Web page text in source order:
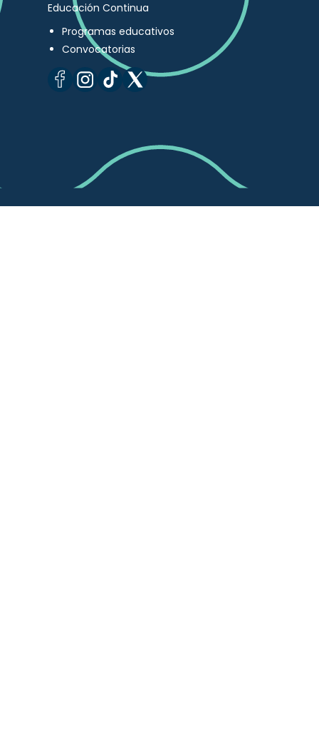
Educación Continua
Programas educativos
Convocatorias